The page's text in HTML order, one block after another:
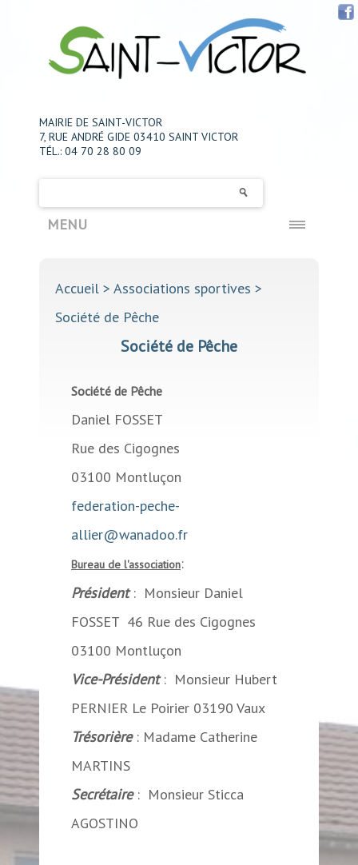
MAIRIE DE SAINT-VICTOR
7, RUE ANDRÉ GIDE 03410 SAINT VICTOR
TÉL.: 04 70 28 80 09
MENU
Accueil > Associations sportives >
Société de Pêche
Société de Pêche
Société de Pêche
Daniel FOSSET
Rue des Cigognes
03100 Montluçon
federation-peche-
allier@wanadoo.fr
Bureau de l'association:
Président : Monsieur Daniel
FOSSET 46 Rue des Cigognes
03100 Montluçon
Vice-Président: Monsieur Hubert
PERNIER Le Poirier 03190 Vaux
Trésorière: Madame Catherine
MARTINS
Secrétaire: Monsieur Sticca
AGOSTINO